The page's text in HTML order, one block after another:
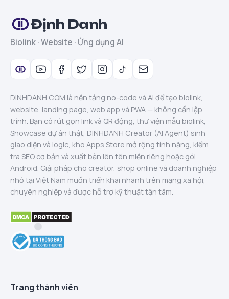
Định Danh
Biolink · Website · Ứng dụng AI
DINHDANH.COM là nền tảng no-code và AI để tạo biolink,
website, landing page, web app và PWA — không cần lập
trình. Bạn có rút gọn link và QR động, thư viện mẫu biolink,
Showcase dự án thật, DINHDANH Creator (AI Agent) sinh
giao diện và logic, kho Apps Store mở rộng tính năng, kiểm
tra SEO cơ bản và xuất bản lên tên miền riêng hoặc gói
Android. Giải pháp cho creator, shop online và doanh nghiệp
nhỏ tại Việt Nam muốn triển khai nhanh trên mạng xã hội,
chuyên nghiệp và được hỗ trợ kỹ thuật tận tâm.
Trang thành viên